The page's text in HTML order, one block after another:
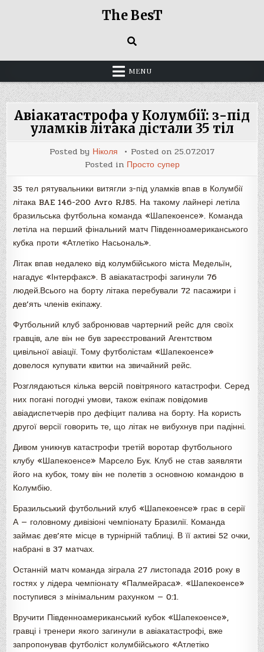
The BesT
MENU
Авіакатастрофа у Колумбії: з-під
уламків літака дістали 35 тіл
Posted by Ніколя Posted on 25.07.2017
Posted in Просто супер
35 тел рятувальники витягли з-під уламків впав в Колумбії
літака BAE 146-200 Avro RJ85. На такому лайнері летіла
бразильська футбольна команда «Шапекоенсе». Команда
летіла на перший фінальний матч Південноамериканського
кубка проти «Атлетіко Насьональ».
Літак впав недалеко від колумбійського міста Медельїн,
нагадує «Інтерфакс». В авіакатастрофі загинули 76
людей.Всього на борту літака перебували 72 пасажири і
дев’ять членів екіпажу.
Футбольний клуб забронював чартерний рейс для своїх
гравців, але він не був зареєстрований Агентством
цивільної авіації. Тому футболістам «Шапекоенсе»
довелося купувати квитки на звичайний рейс.
Розглядаються кілька версій повітряного катастрофи. Серед
них погані погодні умови, також екіпаж повідомив
авіадиспетчерів про дефіцит палива на борту. На користь
другої версії говорить те, що літак не вибухнув при падінні.
Дивом уникнув катастрофи третій воротар футбольного
клубу «Шапекоенсе» Марсело Бук. Клуб не став заявляти
його на кубок, тому він не полетів з основною командою в
Колумбію.
Бразильський футбольний клуб «Шапекоенсе» грає в серії
А — головному дивізіоні чемпіонату Бразилії. Команда
займає дев’яте місце в турнірній таблиці. В її активі 52 очки,
набрані в 37 матчах.
Останній матч команда зіграла 27 листопада 2016 року в
гостях у лідера чемпіонату «Палмейраса». «Шапекоенсе»
поступився з мінімальним рахунком — 0:1.
Вручити Південноамериканський кубок «Шапекоенсе»,
гравці і тренери якого загинули в авіакатастрофі, вже
запропонував футболіст колумбійського «Атлетіко